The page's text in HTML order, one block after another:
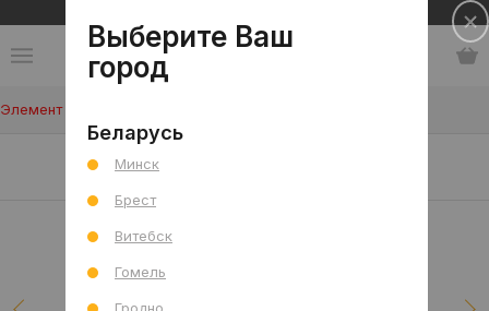
Элемент не найден!
Наши клиенты/проекты
Выберите Ваш
город
Беларусь
Минск
Брест
Витебск
Гомель